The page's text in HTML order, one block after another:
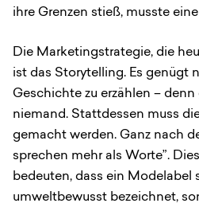
ihre Grenzen stieß, musste
Die Marketingstrategie, die
ist das Storytelling. Es genügt
Geschichte zu erzählen –
niemand. Stattdessen muss
gemacht werden. Ganz nach
sprechen mehr als Worte”.
bedeuten, dass ein Modelabel
umweltbewusst bezeichnet,